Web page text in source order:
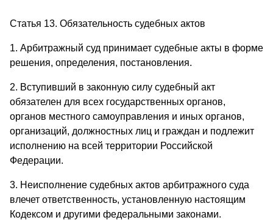
Статья 13. Обязательность судебных актов
1. Арбитражный суд принимает судебные акты в форме
решения, определения, постановления.
2. Вступивший в законную силу судебный акт
обязателен для всех государственных органов,
органов местного самоуправления и иных органов,
организаций, должностных лиц и граждан и подлежит
исполнению на всей территории Российской
Федерации.
3. Неисполнение судебных актов арбитражного суда
влечет ответственность, установленную настоящим
Кодексом и другими федеральными законами.